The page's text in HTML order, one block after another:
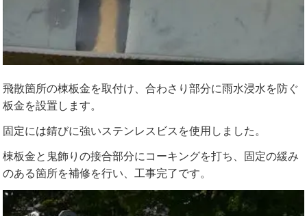
飛散箇所の棟板金を取付け、合わさり部分に雨水浸水を防ぐ
板金を設置します。
固定には錆びに強いステンレスビスを使用しました。
棟板金と鬼飾りの接合部分にコーキングを打ち、固定の緩み
のある箇所を補修を行い、工事完了です。